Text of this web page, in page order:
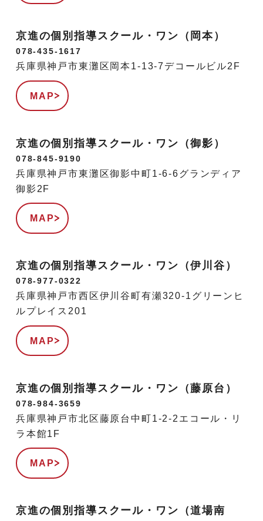
京進の個別指導スクール・ワン（岡本）
078-435-1617
兵庫県神戸市東灘区岡本1-13-7デコールビル2F
MAP
京進の個別指導スクール・ワン（御影）
078-845-9190
兵庫県神戸市東灘区御影中町1-6-6グランディア
御影2F
MAP
京進の個別指導スクール・ワン（伊川谷）
078-977-0322
兵庫県神戸市西区伊川谷町有瀬320-1グリーンヒ
ルプレイス201
MAP
京進の個別指導スクール・ワン（藤原台）
078-984-3659
兵庫県神戸市北区藤原台中町1-2-2エコール・リ
ラ本館1F
MAP
京進の個別指導スクール・ワン（道場南